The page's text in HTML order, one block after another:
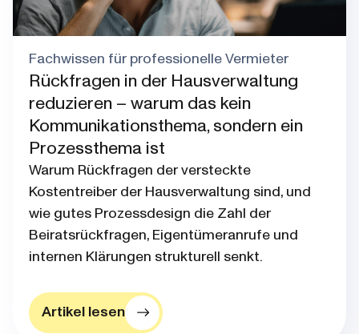
Fachwissen für professionelle Vermieter
Rückfragen in der Hausverwaltung
reduzieren – warum das kein
Kommunikationsthema, sondern ein
Prozessthema ist
Warum Rückfragen der versteckte
Kostentreiber der Hausverwaltung sind, und
wie gutes Prozessdesign die Zahl der
Beiratsrückfragen, Eigentümeranrufe und
internen Klärungen strukturell senkt.
Artikel lesen